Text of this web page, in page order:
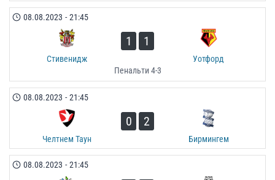
08.08.2023 - 21:45
Стивенидж
1 1
Уотфорд
Пенальти 4-3
08.08.2023 - 21:45
Челтнем Таун
0 2
Бирмингем
08.08.2023 - 21:45